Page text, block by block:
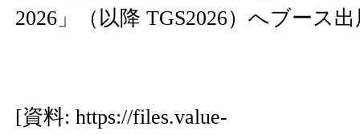
2026」（以降 TGS2026）へブース
[資料: https://files.value-